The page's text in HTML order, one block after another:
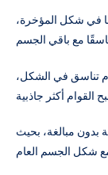
في شكل المؤخرة،
تناسق في الشكل،
بدون مبالغة، بحيث